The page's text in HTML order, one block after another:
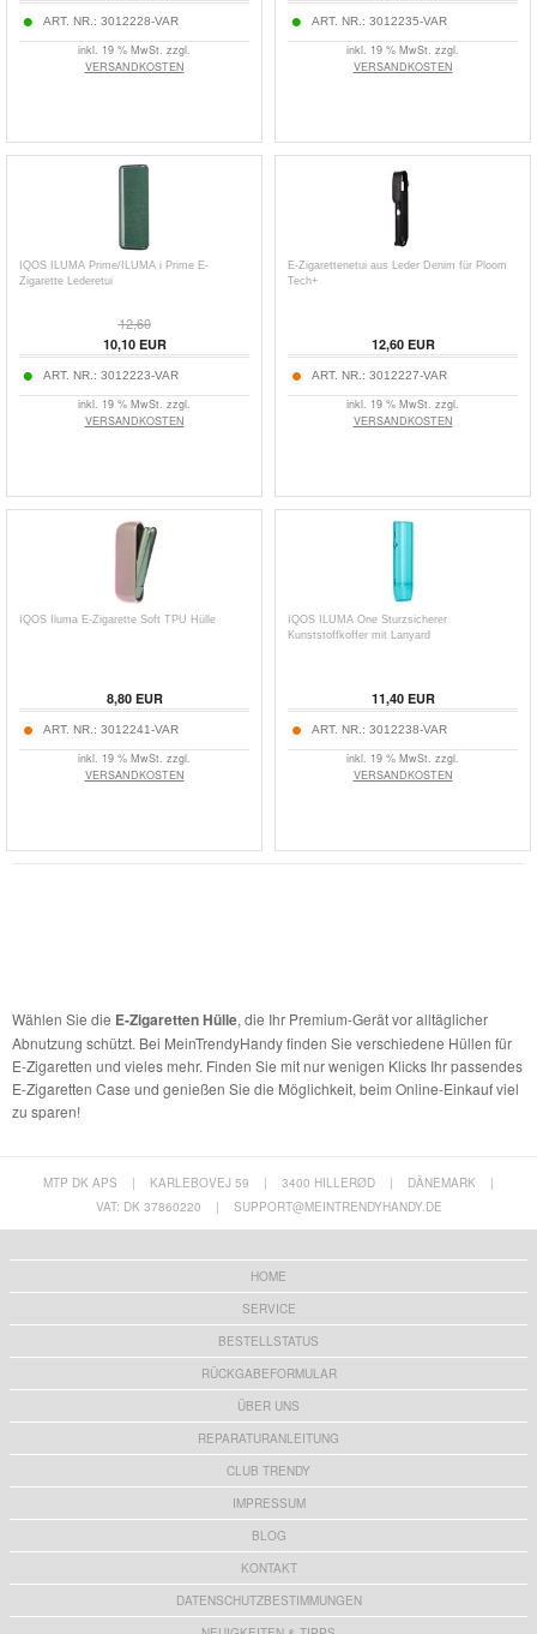
ART. NR.: 3012228-VAR
inkl. 19 % MwSt. zzgl.
VERSANDKOSTEN
ART. NR.: 3012235-VAR
inkl. 19 % MwSt. zzgl.
VERSANDKOSTEN
IQOS ILUMA Prime/ILUMA i Prime E-
Zigarette Lederetui
12,60
10,10EUR
ART. NR.: 3012223-VAR
inkl. 19 % MwSt. zzgl.
VERSANDKOSTEN
E-Zigarettenetui aus Leder Denim für Ploom
Tech+
12,60EUR
ART. NR.: 3012227-VAR
inkl. 19 % MwSt. zzgl.
VERSANDKOSTEN
IQOS Iluma E-Zigarette Soft TPU Hülle
8,80EUR
ART. NR.: 3012241-VAR
inkl. 19 % MwSt. zzgl.
VERSANDKOSTEN
IQOS ILUMA One Sturzsicherer
Kunststoffkoffer mit Lanyard
11,40EUR
ART. NR.: 3012238-VAR
inkl. 19 % MwSt. zzgl.
VERSANDKOSTEN
Wählen Sie die E-Zigaretten Hülle, die Ihr Premium-Gerät vor alltäglicher
Abnutzung schützt. Bei MeinTrendyHandy finden Sie verschiedene Hüllen für
E-Zigaretten und vieles mehr. Finden Sie mit nur wenigen Klicks Ihr passendes
E-Zigaretten Case und genießen Sie die Möglichkeit, beim Online-Einkauf viel
zu sparen!
MTP DK APS | KARLEBOVEJ 59 | 3400 HILLERØD | DÄNEMARK
|
VAT: DK 37860220
| SUPPORT@MEINTRENDYHANDY.DE
HOME
SERVICE
BESTELLSTATUS
RÜCKGABEFORMULAR
ÜBER UNS
REPARATURANLEITUNG
CLUB TRENDY
IMPRESSUM
BLOG
KONTAKT
DATENSCHUTZBESTIMMUNGEN